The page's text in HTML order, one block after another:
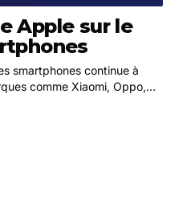
Apple sur le
smartphones continue à
comme Xiaomi, Oppo,